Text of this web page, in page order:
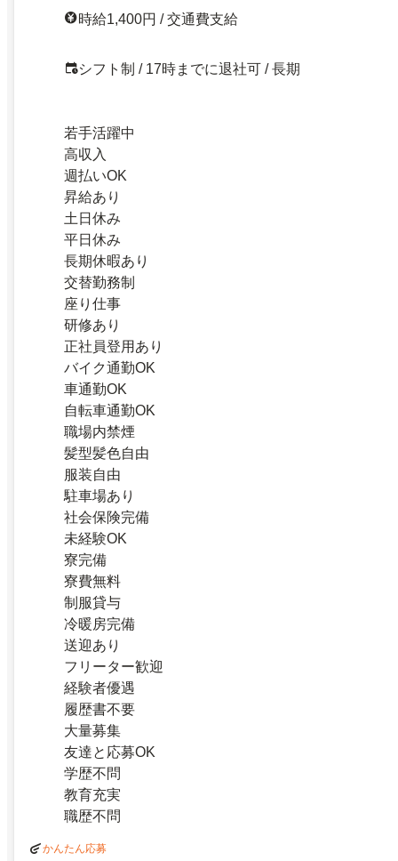
時給1,400円 / 交通費支給
シフト制 / 17時までに退社可 / 長期
若手活躍中
高収入
週払いOK
昇給あり
土日休み
平日休み
長期休暇あり
交替勤務制
座り仕事
研修あり
正社員登用あり
バイク通勤OK
車通勤OK
自転車通勤OK
職場内禁煙
髪型髪色自由
服装自由
駐車場あり
社会保険完備
未経験OK
寮完備
寮費無料
制服貸与
冷暖房完備
送迎あり
フリーター歓迎
経験者優遇
履歴書不要
大量募集
友達と応募OK
学歴不問
教育充実
職歴不問
かんたん応募